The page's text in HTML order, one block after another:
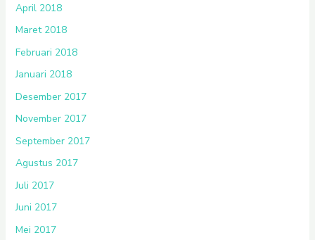
April 2018
Maret 2018
Februari 2018
Januari 2018
Desember 2017
November 2017
September 2017
Agustus 2017
Juli 2017
Juni 2017
Mei 2017